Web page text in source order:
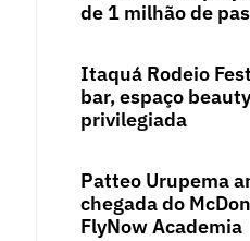
de 1 milhão de
Itaquá Rodeio
bar, espaço
privilegiada
Patteo Urupema
chegada do
FlyNow Academia